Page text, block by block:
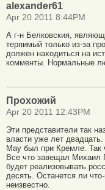
alexander61
Apr 20 2011 8:44PM
А г-н Белковския,
терпимый только из-за
должен находиться на
комменты. Нормальные
Прохожий
Apr 20 2011 12:43PM
Эти представители так
власти уже лет
Мау был при Кремле. Так
Все что завещал Михаил
будет реализовывать
десять. Останется ли
неизвестно.